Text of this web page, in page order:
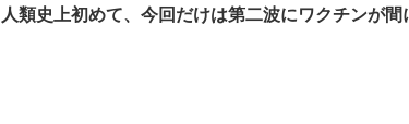
人類史上初めて、今回だけは第二波にワクチンが間